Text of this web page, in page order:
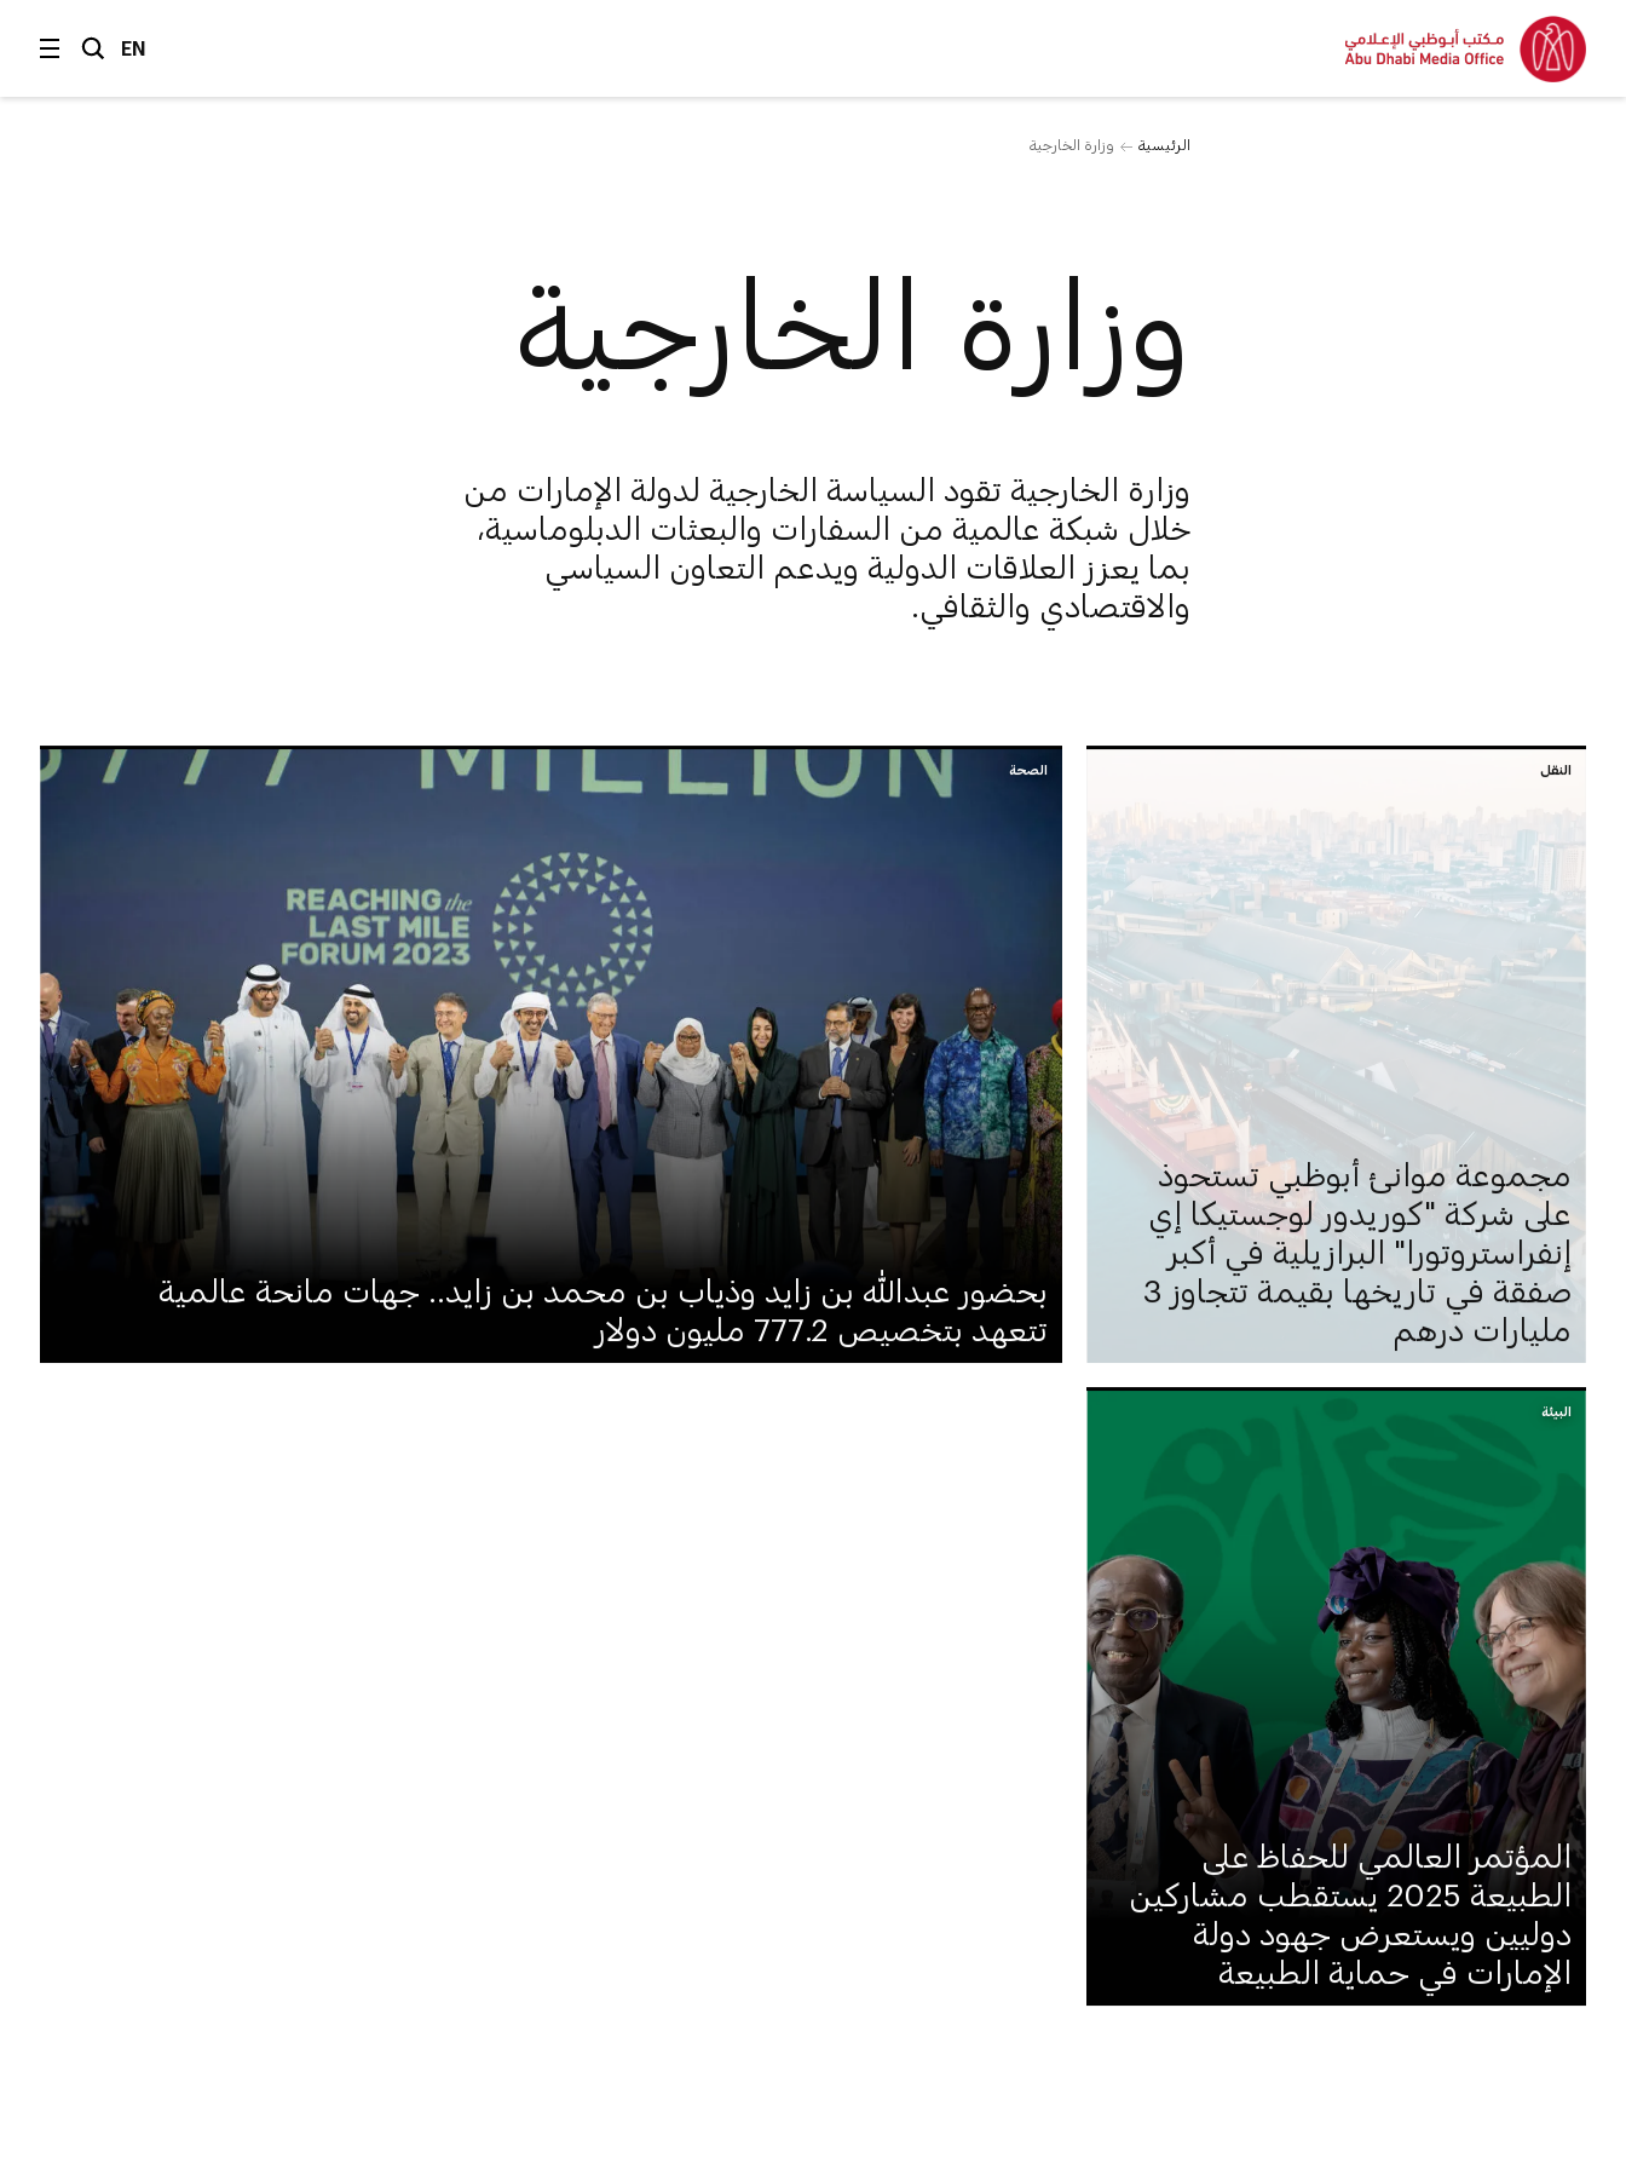
EN
الرئيسية وزارة الخارجية
وزارة الخارجية
وزارة الخارجية تقود السياسة الخارجية لدولة الإمارات من
خلال شبكة عالمية من السفارات والبعثات الدبلوماسية،
بما يعزز العلاقات الدولية ويدعم التعاون السياسي
والاقتصادي والثقافي.
النقل
مجموعة موانئ أبوظبي تستحوذ
على شركة "كوريدور لوجستيكا إي
إنفراستروتورا" البرازيلية في أكبر
صفقة في تاريخها بقيمة تتجاوز 3
مليارات درهم
الصحة
بحضور عبدالله بن زايد وذياب بن محمد بن زايد.. جهات مانحة عالمية
تتعهد بتخصيص 777.2 مليون دولار
البيئة
المؤتمر العالمي للحفاظ على
الطبيعة 2025 يستقطب مشاركين
دوليين ويستعرض جهود دولة
الإمارات في حماية الطبيعة